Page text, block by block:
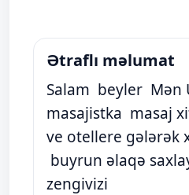
Ətraflı məlumat
Salam beyler Mən
masajistka masaj
ve otellere gələrək
buyrun əlaqə
zengivizi